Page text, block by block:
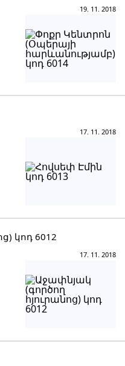
19. 11. 2018
17. 11. 2018
կոդ 6012
17. 11. 2018